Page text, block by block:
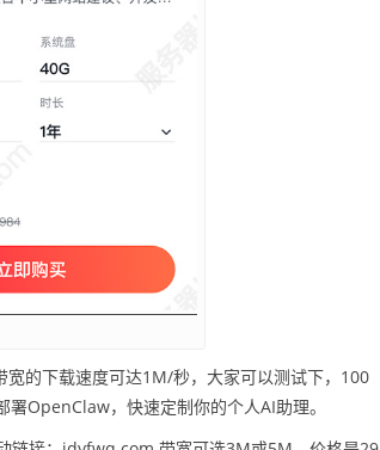
的下载速度可达1M/秒，大家可以测试下，100
OpenClaw，快速定制你的个人AI助理。